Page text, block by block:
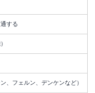
する
、フェルン、デンケンなど）